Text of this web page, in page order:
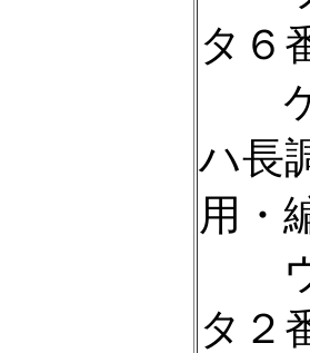
タ６
ケ
ハ長
用・
ヴ
タ２